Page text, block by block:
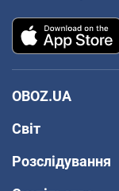
OBOZ.UA
Світ
Розслідування